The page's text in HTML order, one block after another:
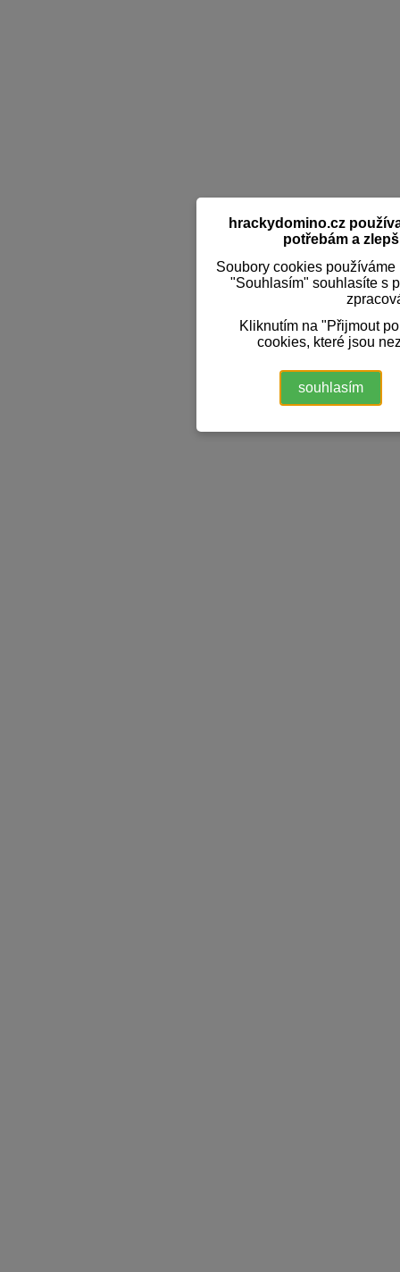
hrackydomino.cz
potřebám a
Soubory cookies
"Souhlasím" souhlasíte s
Kliknutím na "Přijmout
cookies, které jsou
souhlasím